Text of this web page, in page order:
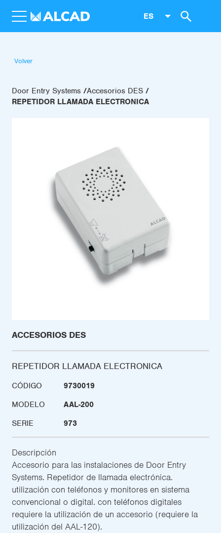
ES
Volver
Door Entry Systems Accesorios DES
REPETIDOR LLAMADA ELECTRONICA
ACCESORIOS DES
REPETIDOR LLAMADA ELECTRONICA
CÓDIGO
9730019
MODELO
AAL-200
SERIE
973
Descripción
Accesorio para las instalaciones de Door Entry
Systems. Repetidor de llamada electrónica.
utilización con teléfonos y monitores en sistema
convencional o digital. con teléfonos digitales
requiere la utilización de un accesorio (requiere la
utilización del AAL-120).